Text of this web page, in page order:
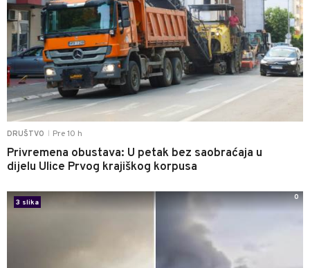
DRUŠTVO Pre 10 h
Privremena obustava: U petak bez saobraćaja u
dijelu Ulice Prvog krajiškog korpusa
3 slika
0